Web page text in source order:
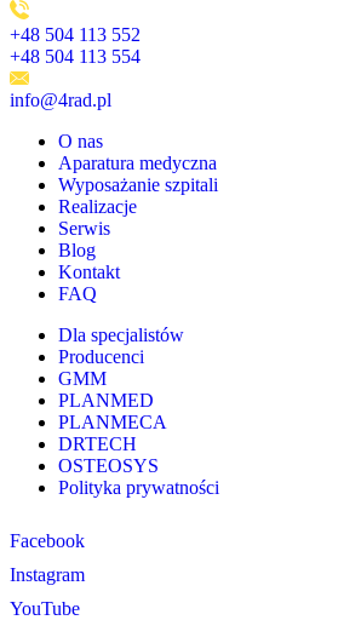
+48 504 113 552
+48 504 113 554
info@4rad.pl
O nas
Aparatura medyczna
Wyposażanie szpitali
Realizacje
Serwis
Blog
Kontakt
FAQ
Dla specjalistów
Producenci
GMM
PLANMED
PLANMECA
DRTECH
OSTEOSYS
Polityka prywatności
Facebook
Instagram
YouTube